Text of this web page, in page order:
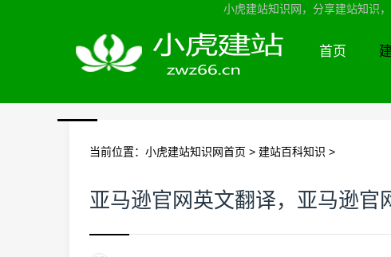
小虎建站知识网，分享建站知识
首页
当前位置： 小虎建站知识网首页 > 建站百科知识 >
亚马逊官网英文翻译，亚马逊官